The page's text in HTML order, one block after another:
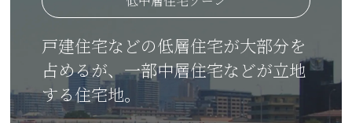
戸建住宅などの低層住宅が大部分を
占めるが、一部中層住宅などが立地
する住宅地。